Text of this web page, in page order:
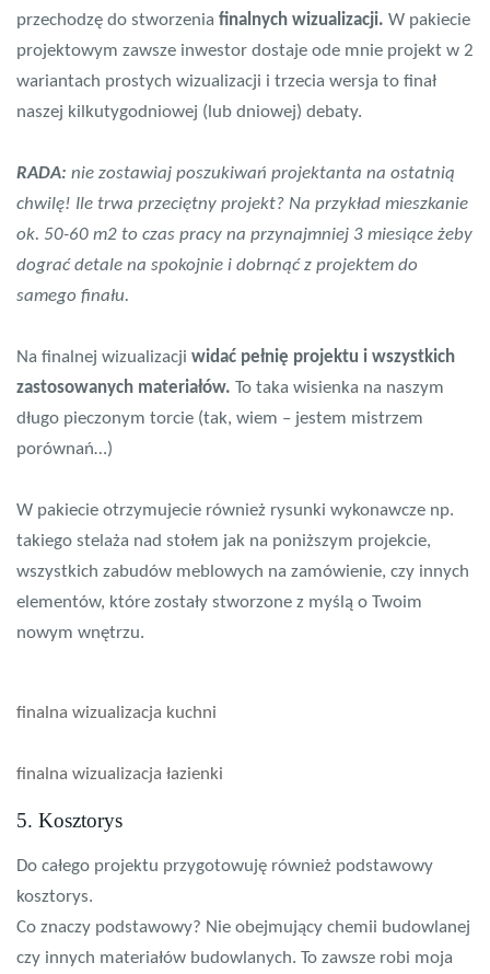
przechodzę do stworzenia finalnych wizualizacji. W pakiecie
projektowym zawsze inwestor dostaje ode mnie projekt w 2
wariantach prostych wizualizacji i trzecia wersja to finał
naszej kilkutygodniowej (lub dniowej) debaty.
RADA: nie zostawiaj poszukiwań projektanta na ostatnią
chwilę! Ile trwa przeciętny projekt? Na przykład mieszkanie
ok. 50-60 m2 to czas pracy na przynajmniej 3 miesiące żeby
dograć detale na spokojnie i dobrnąć z projektem do
samego finału.
Na finalnej wizualizacji widać pełnię projektu i wszystkich
zastosowanych materiałów. To taka wisienka na naszym
długo pieczonym torcie (tak, wiem – jestem mistrzem
porównań…)
W pakiecie otrzymujecie również rysunki wykonawcze np.
takiego stelaża nad stołem jak na poniższym projekcie,
wszystkich zabudów meblowych na zamówienie, czy innych
elementów, które zostały stworzone z myślą o Twoim
nowym wnętrzu.
finalna wizualizacja kuchni
finalna wizualizacja łazienki
5. Kosztorys
Do całego projektu przygotowuję również podstawowy
kosztorys.
Co znaczy podstawowy? Nie obejmujący chemii budowlanej
czy innych materiałów budowlanych. To zawsze robi moja